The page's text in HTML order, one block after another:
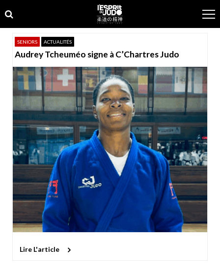
to
navigation
to
content
SENIORS ACTUALITÉS
Audrey Tcheuméo signe à C’Chartres Judo
Lire L'article